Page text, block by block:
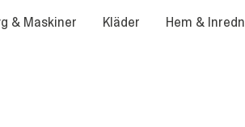
& Maskiner Kläder Hem &